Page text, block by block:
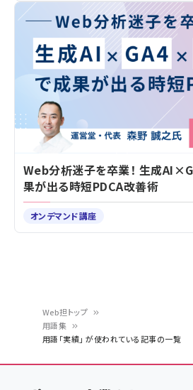
ン
Web担トップ
用語集
用語「実績」 が使われている記事の一覧
Web分析迷子を卒業！ 生成
果が出る時短PDCA改善術
オンデマンド講座